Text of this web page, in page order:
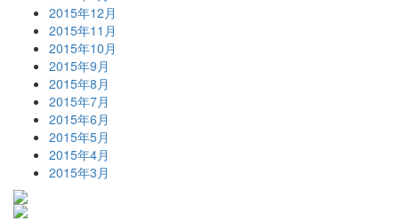
2015年12月
2015年11月
2015年10月
2015年9月
2015年8月
2015年7月
2015年6月
2015年5月
2015年4月
2015年3月